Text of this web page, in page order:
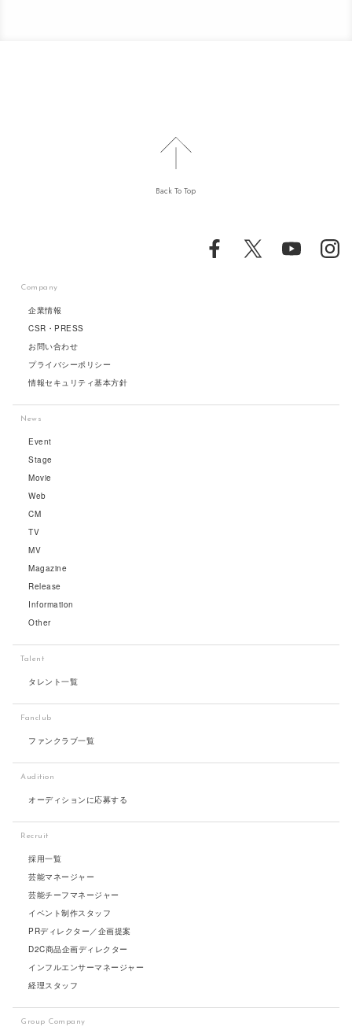
Back To Top
Company
企業情報
CSR・PRESS
お問い合わせ
プライバシーポリシー
情報セキュリティ基本方針
News
Event
Stage
Movie
Web
CM
TV
MV
Magazine
Release
Information
Other
Talent
タレント一覧
Fanclub
ファンクラブ一覧
Audition
オーディションに応募する
Recruit
採用一覧
芸能マネージャー
芸能チーフマネージャー
イベント制作スタッフ
PRディレクター／企画提案
D2C商品企画ディレクター
インフルエンサーマネージャー
経理スタッフ
Group Company